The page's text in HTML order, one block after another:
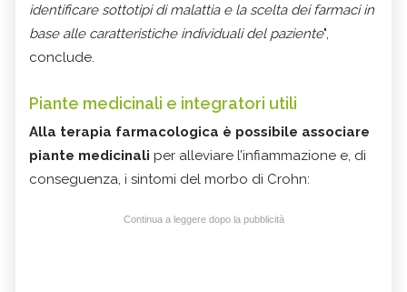
identificare sottotipi di malattia e la scelta dei farmaci in
base alle caratteristiche individuali del paziente",
conclude.
Piante medicinali e integratori utili
Alla terapia farmacologica è possibile associare
piante medicinali per alleviare l’infiammazione e, di
conseguenza, i sintomi del morbo di Crohn:
Continua a leggere dopo la pubblicità